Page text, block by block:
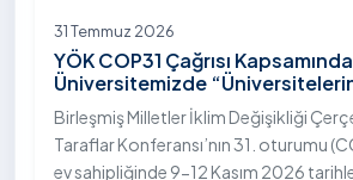
31 Temmuz 2026
YÖK COP31 Çağrısı Kapsamında
Üniversitemizde
Diplomasisindeki Rolü” Konulu
Toplantısı Yapıldı
Birleşmiş Milletler İklim Değişikliği
Taraflar Konferansı’nın 31. oturumu
ev sahipliğinde 9-12 Kasım 2026